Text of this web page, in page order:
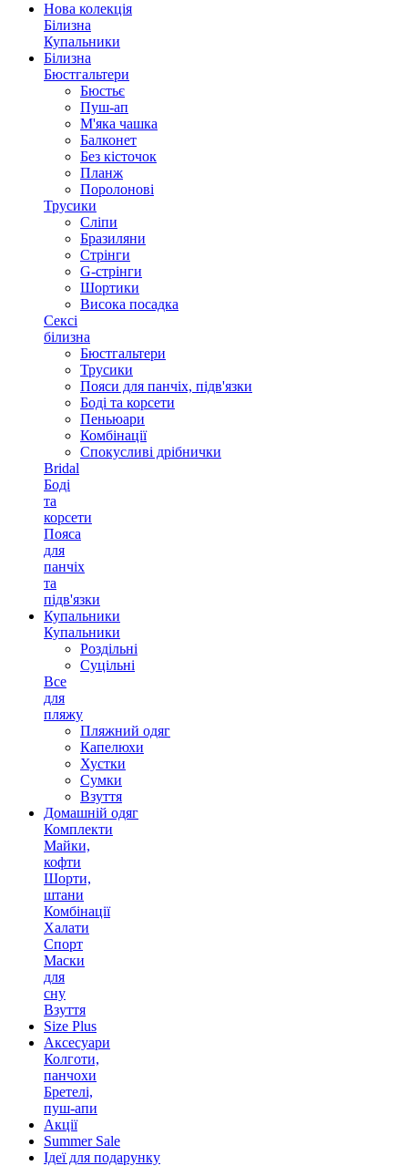
Нова колекція
Білизна
Купальники
Білизна
Бюстгальтери
Бюстьє
Пуш-ап
М'яка чашка
Балконет
Без кісточок
Планж
Поролонові
Трусики
Сліпи
Бразиляни
Стрінги
G-стрінги
Шортики
Висока посадка
Сексі
білизна
Бюстгальтери
Трусики
Пояси для панчіх, підв'язки
Боді та корсети
Пеньюари
Комбінації
Спокусливі дрібнички
Bridal
Боді
та
корсети
Пояса
для
панчіх
та
підв'язки
Купальники
Купальники
Роздільні
Суцільні
Все
для
пляжу
Пляжний одяг
Капелюхи
Хустки
Сумки
Взуття
Домашній одяг
Комплекти
Майки,
кофти
Шорти,
штани
Комбінації
Халати
Спорт
Маски
для
сну
Взуття
Size Plus
Аксесуари
Колготи,
панчохи
Бретелі,
пуш-апи
Акції
Summer Sale
Ідеї для подарунку